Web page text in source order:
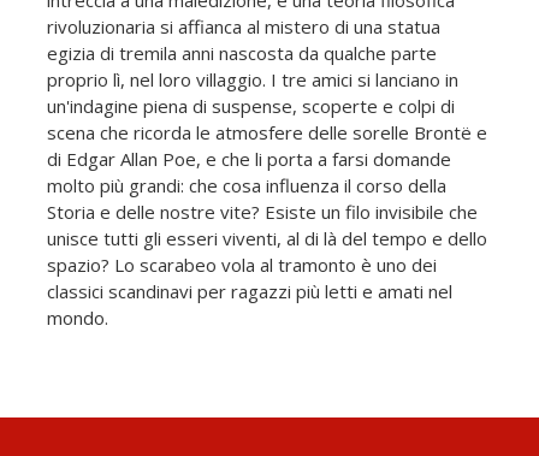
rivoluzionaria si affianca al mistero di una statua
egizia di tremila anni nascosta da qualche parte
proprio lì, nel loro villaggio. I tre amici si lanciano in
un'indagine piena di suspense, scoperte e colpi di
scena che ricorda le atmosfere delle sorelle Brontë e
di Edgar Allan Poe, e che li porta a farsi domande
molto più grandi: che cosa influenza il corso della
Storia e delle nostre vite? Esiste un filo invisibile che
unisce tutti gli esseri viventi, al di là del tempo e dello
spazio? Lo scarabeo vola al tramonto è uno dei
classici scandinavi per ragazzi più letti e amati nel
mondo.